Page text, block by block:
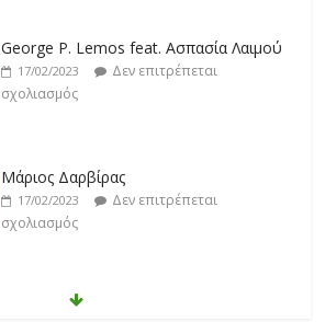
Μάριος Δαρβίρας
17/02/2023
Δεν επιτρέπεται
σχολιασμός
Klavdia
17/02/2023
Δεν επιτρέπεται
σχολιασμός
Άρτεμις Ρέντζιου